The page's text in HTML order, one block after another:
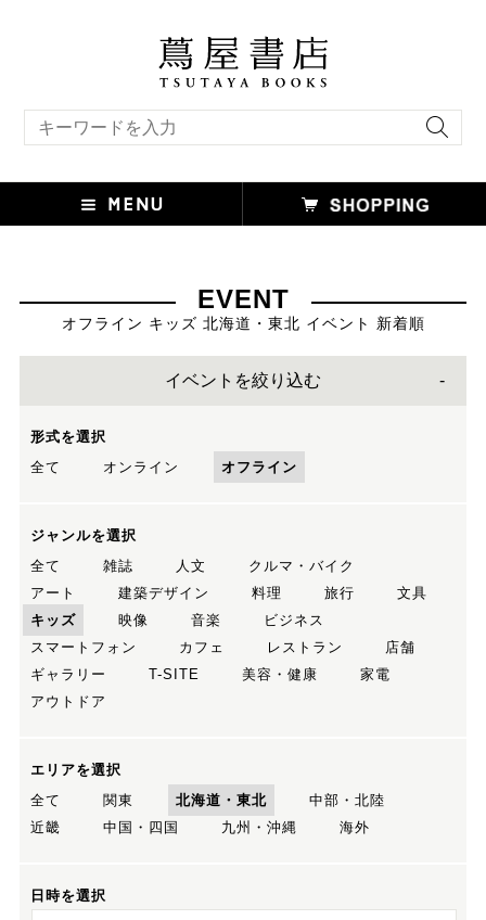
EVENT
オフライン キッズ 北海道・東北 イベント 新着順
イベントを絞り込む
形式を選択
全て
オンライン オフライン
ジャンルを選択
全て
雑誌 人文
クルマ・バイク
アート
建築デザイン 料理 旅行
文具
キッズ
映像 音楽
ビジネス
スマートフォン
カフェ レストラン
店舗
ギャラリー
T-SITE 美容・健康
家電
アウトドア
エリアを選択
全て
関東 北海道・東北
中部・北陸
近畿
中国・四国 九州・沖縄 海外
日時を選択